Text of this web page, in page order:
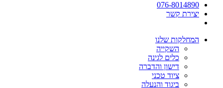
לאזור
תוכן
מרכזי
076-8014890
יצירת קשר
המחלקות שלנו
השקייה
כלים לגינה
דישון והדברה
ציוד טכני
ביגוד והנעלה